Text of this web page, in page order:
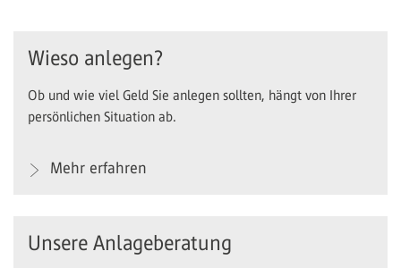
Wieso anlegen?
Ob und wie viel Geld Sie anlegen sollten, hängt von Ihrer
persönlichen Situation ab.
Mehr erfahren
Unsere Anlageberatung